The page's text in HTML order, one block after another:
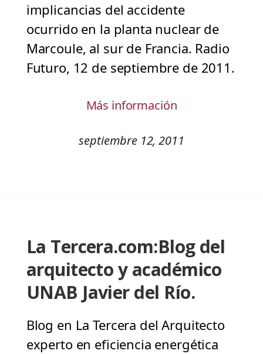
implicancias del accidente
ocurrido en la planta nuclear de
Marcoule, al sur de Francia. Radio
Futuro, 12 de septiembre de 2011.
Más información
septiembre 12, 2011
La Tercera.com:Blog del
arquitecto y académico
UNAB Javier del Río.
Blog en La Tercera del Arquitecto
experto en eficiencia energética